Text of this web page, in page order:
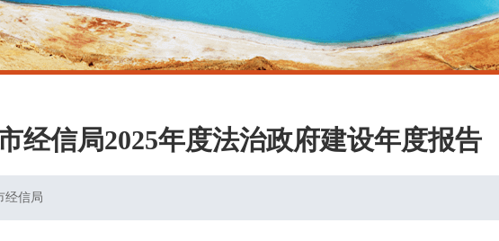
经信局2025年度法治政府建设年度报告
经信局